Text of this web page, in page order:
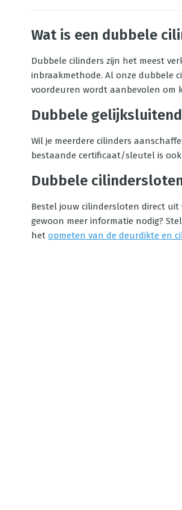
Wat is een dubbele
Dubbele cilinders zijn het meest
inbraakmethode. Al onze dubbele
voordeuren wordt aanbevolen om
Dubbele
Wil je meerdere cilinders
bestaande certificaat/sleutel is
Dubbele
Bestel jouw cilindersloten direct uit
gewoon meer informatie nodig?
het opmeten van de deurdikte en